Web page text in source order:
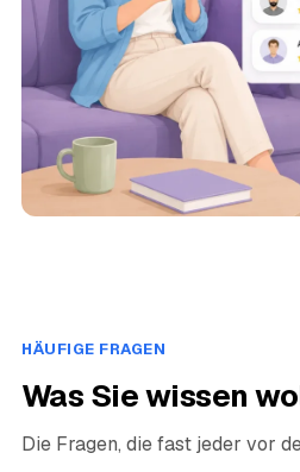
HÄUFIGE FRAGEN
Was Sie wissen
Die Fragen, die fast jeder vor